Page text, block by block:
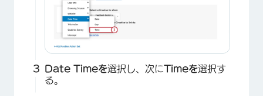
Date Timeを選択し、次にTimeを選択す
る。